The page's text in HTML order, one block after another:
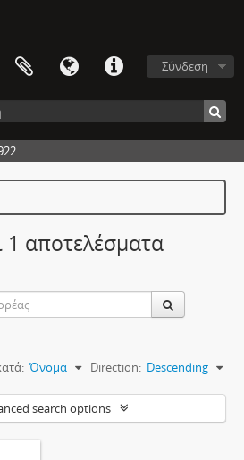
Σύνδεση
1 αποτελέσματα
Όνομα Direction: Descending
search options